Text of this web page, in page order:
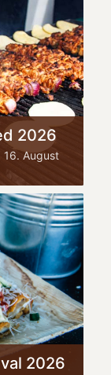
2026
16. August
2026